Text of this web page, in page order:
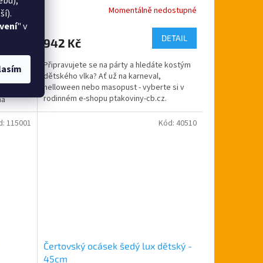
" v
Skladem
na
je
z
5
hvězdiček.
Momentálně nedostupné
942 Kč DETAIL
Připravujete se na párty a hledáte kostým
dětského vlka? Ať už na karneval,
helloween nebo masopust - vyberte si v
rodinném e-shopu ptakoviny-cb.cz.
Doručujeme po celé České...
115001
Čertovský ocásek šedý lux dětský -
45cm
Kód: 40510